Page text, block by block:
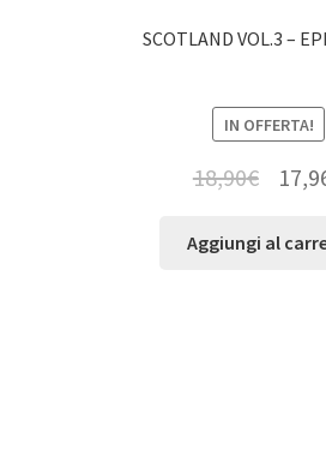
SCOTLAND VOL.3 –
IN OFFERTA!
18,90€
Aggiungi al